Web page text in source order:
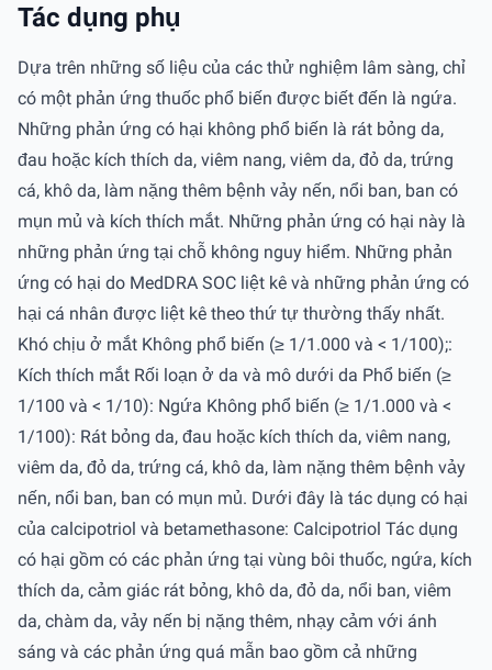
Tác dụng phụ
Dựa trên những số liệu của các thử nghiệm lâm sàng, chỉ
có một phản ứng thuốc phổ biến được biết đến là ngứa.
Những phản ứng có hại không phổ biến là rát bỏng da,
đau hoặc kích thích da, viêm nang, viêm da, đỏ da, trứng
cá, khô da, làm nặng thêm bệnh vảy nến, nổi ban, ban có
mụn mủ và kích thích mắt. Những phản ứng có hại này là
những phản ứng tại chỗ không nguy hiểm. Những phản
ứng có hại do MedDRA SOC liệt kê và những phản ứng có
hại cá nhân được liệt kê theo thứ tự thường thấy nhất.
Khó chịu ở mắt Không phổ biến (≥ 1/1.000 và < 1/100);:
Kích thích mắt Rối loạn ở da và mô dưới da Phổ biến (≥
1/100 và < 1/10): Ngứa Không phổ biến (≥ 1/1.000 và <
1/100): Rát bỏng da, đau hoặc kích thích da, viêm nang,
viêm da, đỏ da, trứng cá, khô da, làm nặng thêm bệnh vảy
nến, nổi ban, ban có mụn mủ. Dưới đây là tác dụng có hại
của calcipotriol và betamethasone: Calcipotriol Tác dụng
có hại gồm có các phản ứng tại vùng bôi thuốc, ngứa, kích
thích da, cảm giác rát bỏng, khô da, đỏ da, nổi ban, viêm
da, chàm da, vảy nến bị nặng thêm, nhạy cảm với ánh
sáng và các phản ứng quá mẫn bao gồm cả những